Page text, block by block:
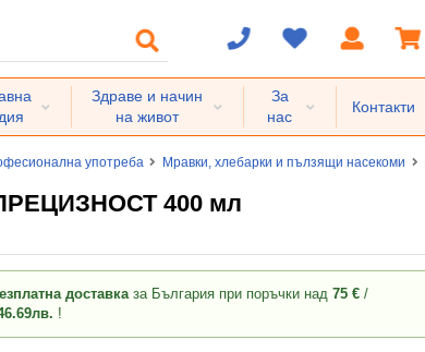
Здраве и начин
на живот
За
нас
Контакти
употреба Мравки, хлебарки и пълзящи насекоми
400 мл
доставказа България при поръчки над 75 € /
!